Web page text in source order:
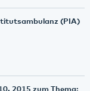
(PIA)
2015 zum Thema: